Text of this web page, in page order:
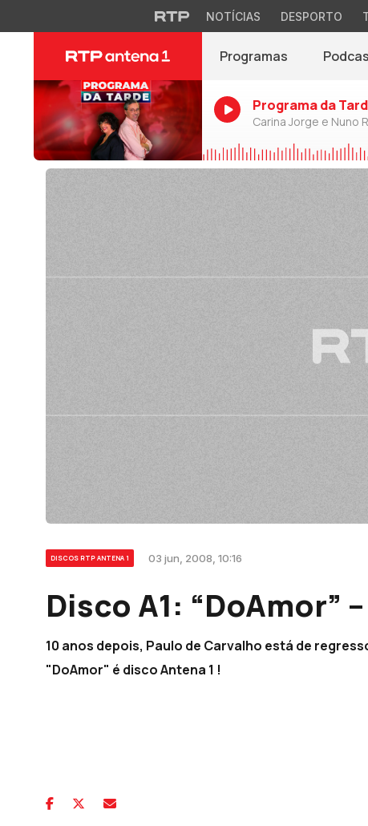
NOTÍCIAS DESPORTO
Programas
Programa da
Carina Jorge e Nuno
DISCOS RTP ANTENA 1 03 jun, 2008, 10:16
Disco A1: “DoAmor”
10 anos depois, Paulo de Carvalho está de
"DoAmor" é disco Antena 1 !